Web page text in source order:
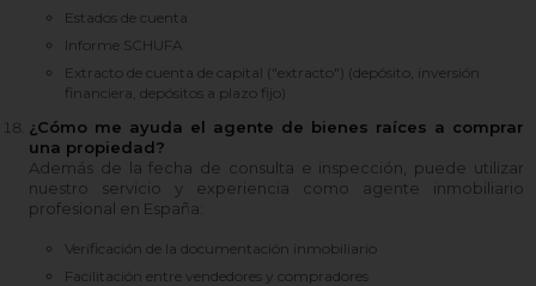
Estados de cuenta
Informe SCHUFA
Extracto de cuenta de capital ("extracto") (depósito, inversión
financiera, depósitos a plazo fijo)
¿Cómo me ayuda el agente de bienes raíces a comprar
una propiedad?
Además de la fecha de consulta e inspección, puede utilizar
nuestro servicio y experiencia como agente inmobiliario
profesional en España:
Verificación de la documentación inmobiliario
Facilitación entre vendedores y compradores